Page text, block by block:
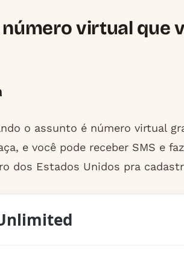
virtual que
o assunto é número virtual
e você pode receber SMS e
dos Estados Unidos pra